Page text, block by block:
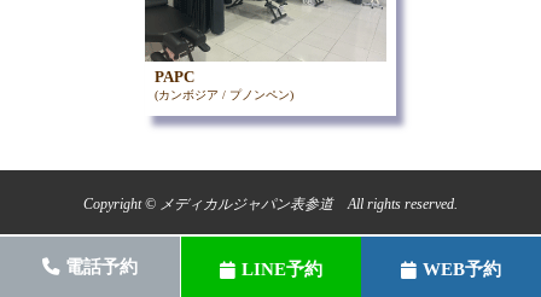
電話予約 LINE予約 WEB予約
PAPC
(カンボジア / プノンペン)
Copyright © メディカルジャパン表参道 All rights reserved.